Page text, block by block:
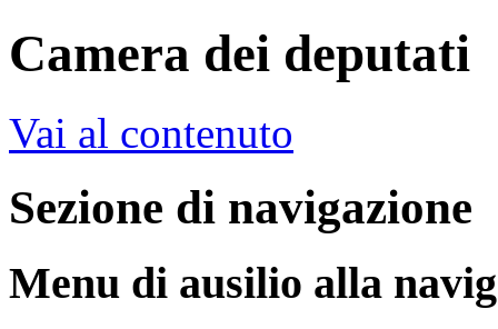
Camera dei deputati
Vai al contenuto
Sezione di navigazione
Menu di ausilio alla